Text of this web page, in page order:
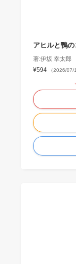
アヒルと鴨
著:伊坂 幸太郎
¥594
（2026/07/